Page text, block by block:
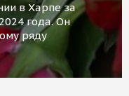
в Харпе за
года. Он
ряду